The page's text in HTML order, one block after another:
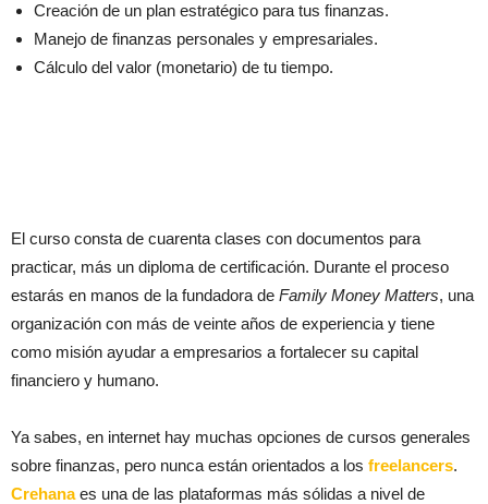
Creación de un plan estratégico para tus finanzas.
Manejo de finanzas personales y empresariales.
Cálculo del valor (monetario) de tu tiempo.
El curso consta de cuarenta clases con documentos para
practicar, más un diploma de certificación. Durante el proceso
estarás en manos de la fundadora de Family Money Matters, una
organización con más de veinte años de experiencia y tiene
como misión ayudar a empresarios a fortalecer su capital
financiero y humano.
Ya sabes, en internet hay muchas opciones de cursos generales
sobre finanzas, pero nunca están orientados a los freelancers.
Crehanaes una de las plataformas más sólidas a nivel de